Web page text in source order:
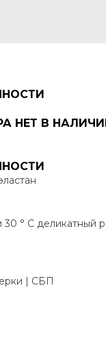
НЕТ В
° C деликатный
| СБП